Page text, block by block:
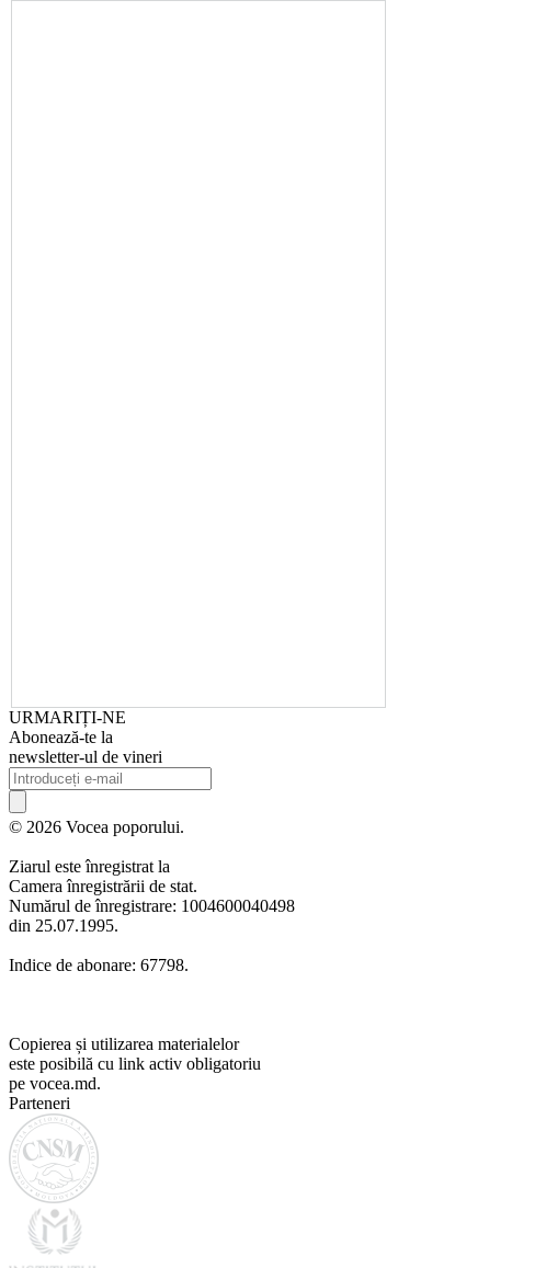
URMARIȚI-NE
Abonează-te la
newsletter-ul de vineri
© 2026 Vocea poporului.
Ziarul este înregistrat la
Camera înregistrării de stat.
Numărul de înregistrare: 1004600040498
din 25.07.1995.
Indice de abonare: 67798.
Copierea și utilizarea materialelor
este posibilă cu link activ obligatoriu
pe vocea.md.
Parteneri